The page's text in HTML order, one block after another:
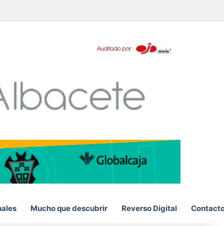
Mucho que descubrir Reverso Digital